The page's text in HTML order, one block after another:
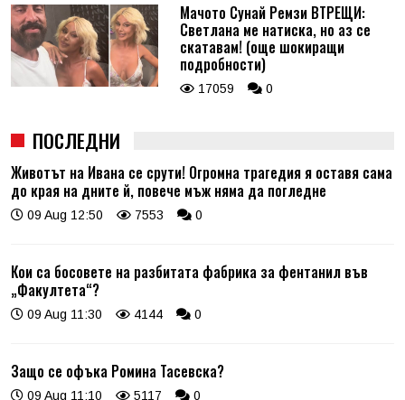
Мачото Сунай Ремзи ВТРЕЩИ:
Светлана ме натиска, но аз се
скатавам! (още шокиращи
подробности)
17059 0
ПОСЛЕДНИ
Животът на Ивана се срути! Огромна трагедия я оставя сама
до края на дните й, повече мъж няма да погледне
09 Aug 12:50 7553 0
Кои са босовете на разбитата фабрика за фентанил във
„Факултета“?
09 Aug 11:30 4144 0
Защо се офъка Ромина Тасевска?
09 Aug 11:10 5117 0